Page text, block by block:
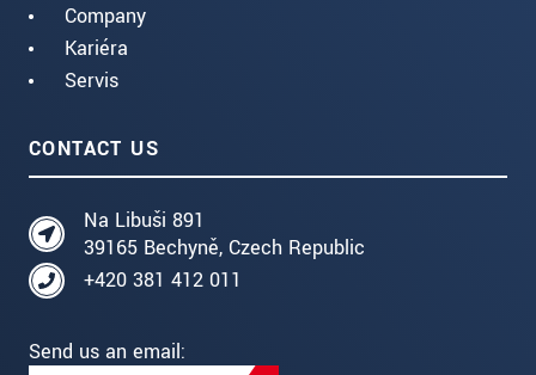
Company
Kariéra
Servis
CONTACT US
Na Libuši 891
39165 Bechyně, Czech Republic
+420 381 412 011
Send us an email: